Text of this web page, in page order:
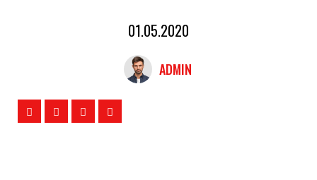
01.05.2020
ADMIN